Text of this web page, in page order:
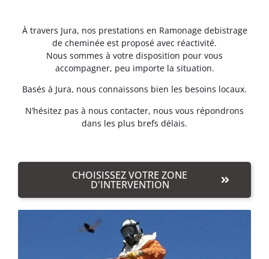
À travers Jura, nos prestations en Ramonage debistrage
de cheminée est proposé avec réactivité.
Nous sommes à votre disposition pour vous
accompagner, peu importe la situation.
Basés à Jura, nous connaissons bien les besoins locaux.
N’hésitez pas à nous contacter, nous vous répondrons
dans les plus brefs délais.
CHOISISSEZ VOTRE ZONE
D'INTERVENTION